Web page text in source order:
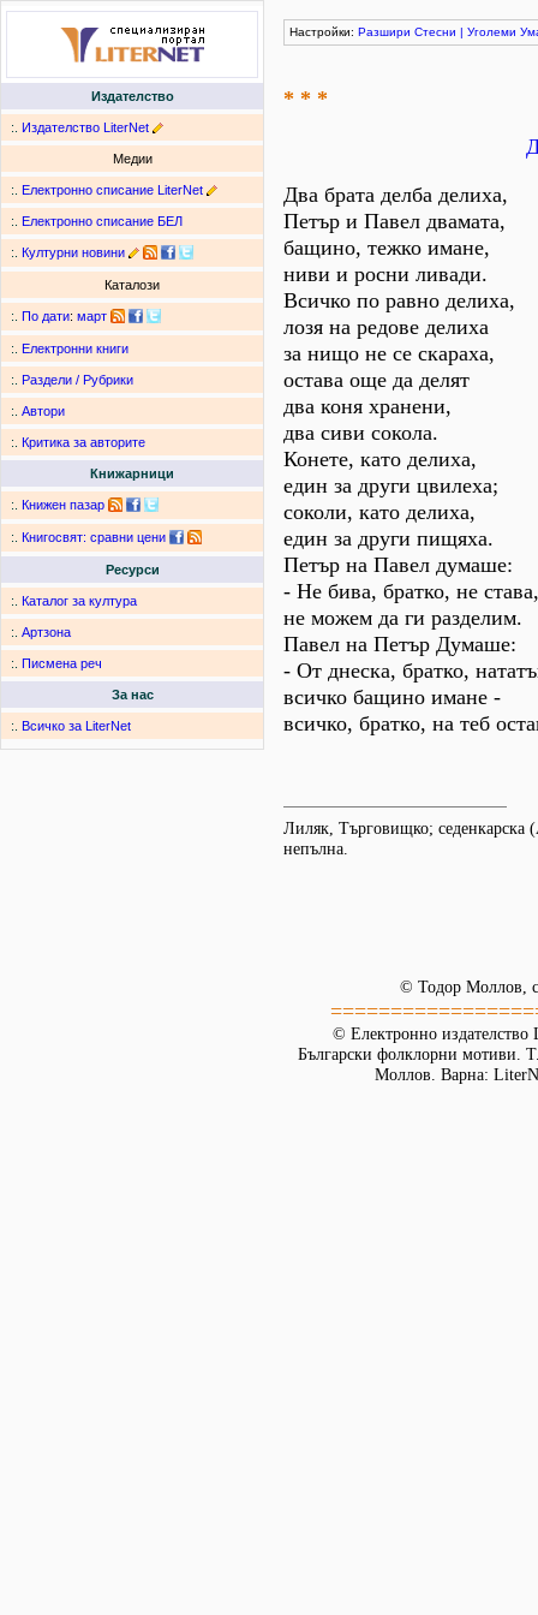
Издателство
:. Издателство LiterNet
Медии
:. Електронно списание LiterNet
:. Електронно списание БЕЛ
:. Културни новини
Каталози
:. По дати: март
:. Електронни книги
:. Раздели / Рубрики
:. Автори
:. Критика за авторите
Книжарници
:. Книжен пазар
:. Книгосвят: сравни цени
Ресурси
:. Каталог за култура
:. Артзона
:. Писмена реч
За нас
:. Всичко за LiterNet
Настройки: Разшири Стесни | Уголеми
* * *
Два брата делба делиха,
Петър и Павел двамата,
бащино, тежко имане,
ниви и росни ливади.
Всичко по равно делиха,
лозя на редове делиха
за нищо не се скараха,
остава още да делят
два коня хранени,
два сиви сокола.
Конете, като делиха,
един за други цвилеха;
соколи, като делиха,
един за други пищяха.
Петър на Павел думаше:
- Не бива, братко, не става,
не можем да ги разделим.
Павел на Петър Думаше:
- От днеска, братко,
всичко бащино имане -
всичко, братко, на теб
Лиляк, Търговищко;
непълна.
© Тодор Моллов,
© Електронно издателство
Български фолклорни мотиви.
Моллов. Варна: